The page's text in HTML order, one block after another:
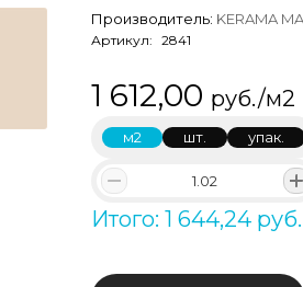
Производитель: KERAMA
Артикул: 2841
1 612,00 руб./м2
м2 шт. упак.
Итого: 1 644,24 руб.